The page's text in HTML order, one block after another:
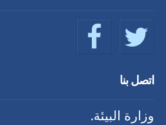
اتصل بنا
وزارة البيئة.